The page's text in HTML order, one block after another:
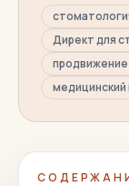
Директ для
медицинский